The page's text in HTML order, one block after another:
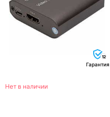
12
Гарантия
Нет в наличии